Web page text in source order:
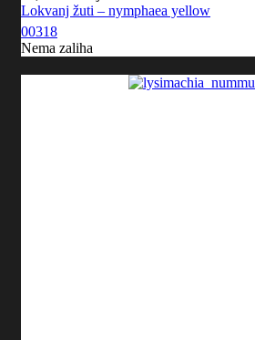
Lokvanj žuti – nymphaea yellow
00318
Nema zaliha